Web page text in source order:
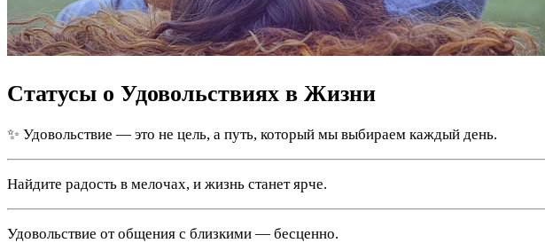
Статусы о Удовольствиях в Жизни
✨ Удовольствие — это не цель, а путь, который мы выбираем каждый день.
Найдите радость в мелочах, и жизнь станет ярче.
Удовольствие от общения с близкими — бесценно.